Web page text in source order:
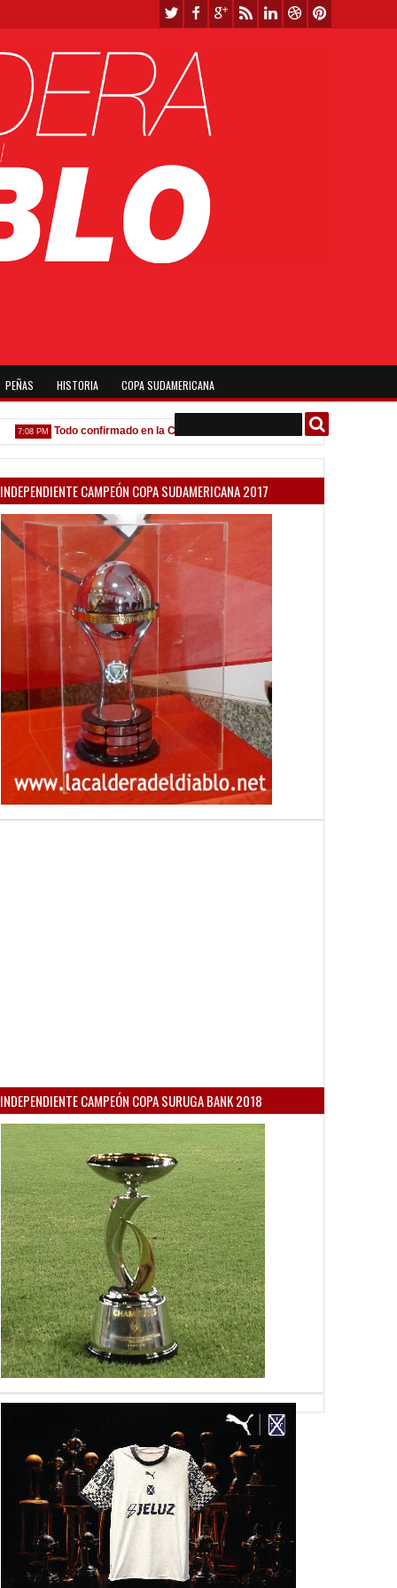
PEÑAS HISTORIA COPA SUDAMERICANA
Todo confirmado en la Copa Argentina Goleada histórica de la
INDEPENDIENTE CAMPEÓN COPA SUDAMERICANA 2017
INDEPENDIENTE CAMPEÓN COPA SURUGA BANK 2018